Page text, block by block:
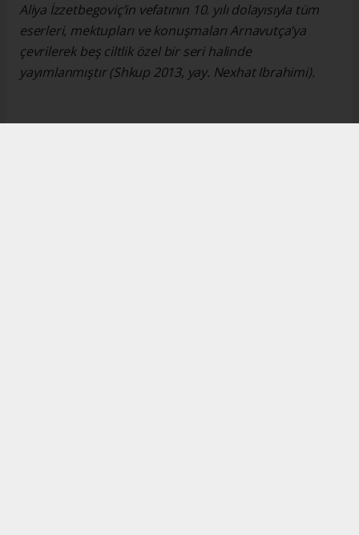
Aliya İzzetbegoviç’in vefatının 10. yılı dolayısıyla tüm
eserleri, mektupları ve konuşmaları Arnavutça’ya
çevrilerek beş ciltlik özel bir seri halinde
yayımlanmıştır (Shkup 2013, yay. Nexhat Ibrahimi).